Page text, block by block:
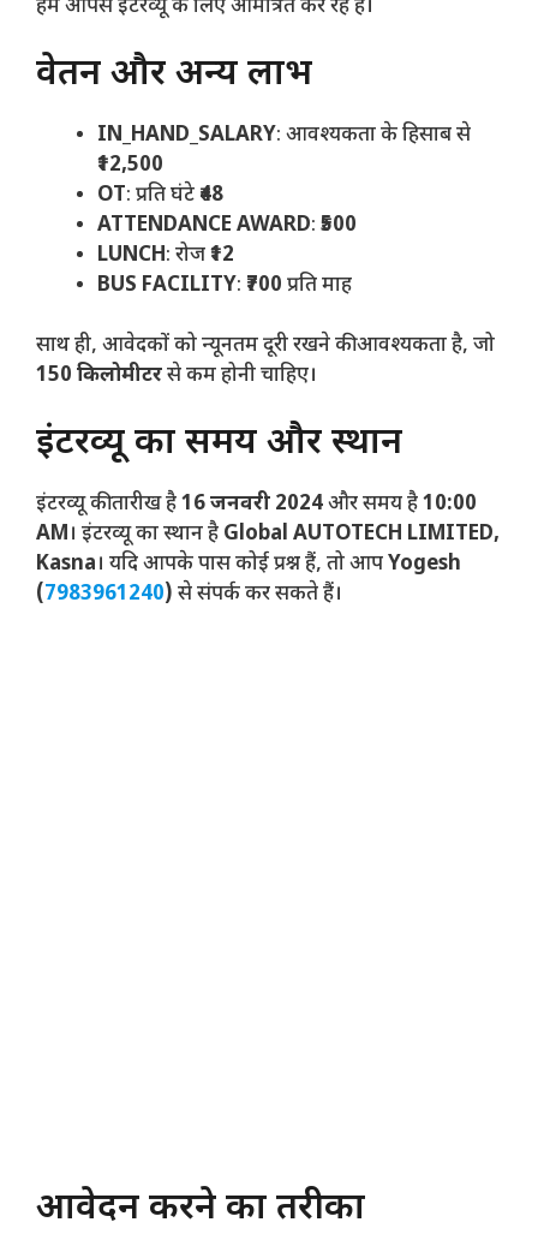
हम आपसे इंटरव्यू के लिए आमंत्रित कर रहे हैं।
वेतन और अन्य लाभ
IN_HAND_SALARY: आवश्यकता के हिसाब से
₹12,500
OT: प्रति घंटे ₹48
ATTENDANCE AWARD: ₹500
LUNCH: रोज₹12
BUS FACILITY: ₹700 प्रति माह
साथ ही, आवेदकों को न्यूनतम दूरी रखने की आवश्यकता है, जो
150 किलोमीटरसे कम होनी चाहिए।
इंटरव्यू का समय और स्थान
इंटरव्यू की तारीख है16 जनवरी 2024और समय है10:00
AM। इंटरव्यू का स्थान है Global AUTOTECH LIMITED,
Kasna। यदि आपके पास कोई प्रश्न हैं, तो आपYogesh
(7983961240) से संपर्क कर सकते हैं।
आवेदन करने का तरीका